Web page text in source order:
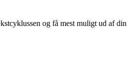
og få mest muligt ud af din